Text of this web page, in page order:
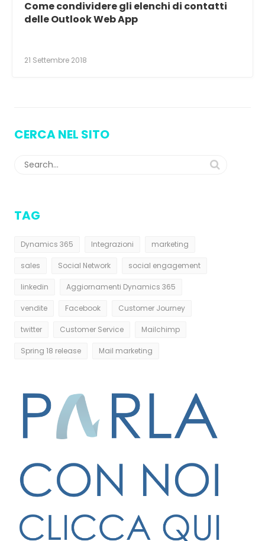
Come condividere gli elenchi di contatti
delle Outlook Web App
21 Settembre 2018
CERCA NEL SITO
TAG
Dynamics 365 Integrazioni marketing
sales Social Network social engagement
linkedin Aggiornamenti Dynamics 365
vendite Facebook Customer Journey
twitter Customer Service Mailchimp
Spring 18 release Mail marketing